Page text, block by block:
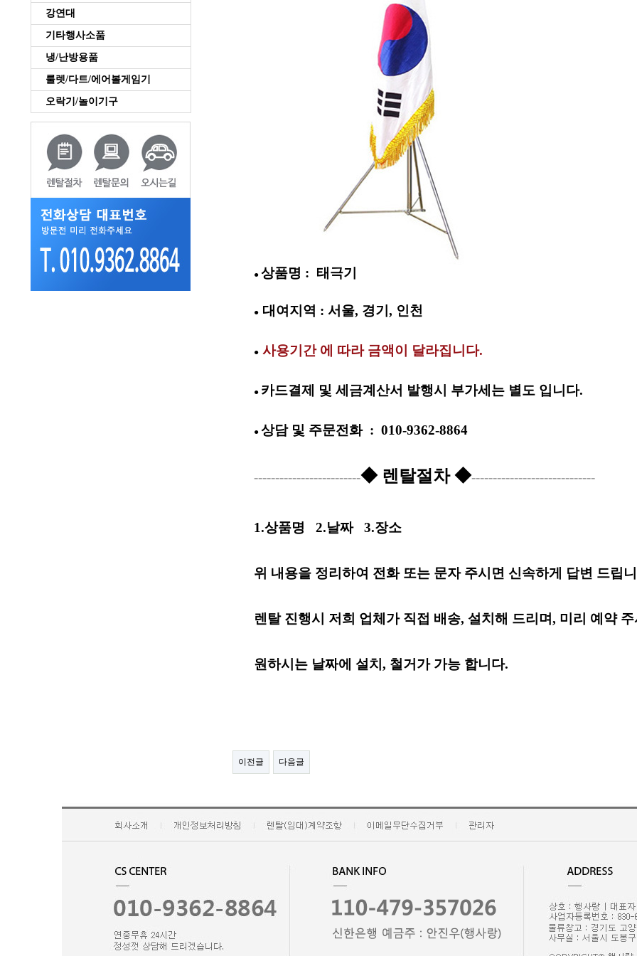
강연대
기타행사소품
냉/난방용품
룰렛/다트/에어볼게임기
오락기/놀이기구
● 상품명 : 태극기
●대여지역 : 서울, 경기 , 인천
● 사용기간 에 따라 금액이 달라집니다.
● 카드결제 및 세금계산서 발행시 부가세는 별도 입니다.
● 상담 및 주문전화 : 010-9362-8864
-------------------------◆ 렌탈절차 ◆-----------------------------
1.상품명 2.날짜 3.장소
위 내용을 정리하여 전화 또는 문자 주시면 신속하게 답변 드립
렌탈 진행시 저희 업체가 직접 배송, 설치해 드리며, 미리 예약 주
원하시는 날짜에 설치, 철거가 가능 합니다.
이전글 다음글